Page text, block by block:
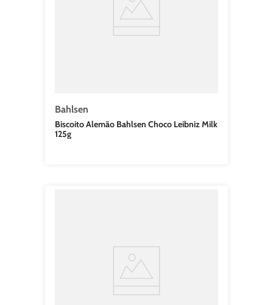
Bahlsen
Biscoito Alemão Bahlsen Choco Leibniz Milk
125g